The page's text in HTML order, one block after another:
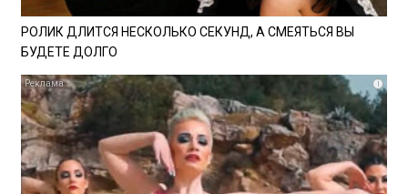
РОЛИК ДЛИТСЯ НЕСКОЛЬКО СЕКУНД, А СМЕЯТЬСЯ ВЫ
БУДЕТЕ ДОЛГО
i